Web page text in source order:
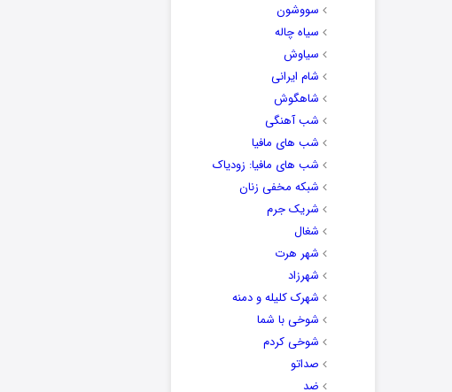
سووشون
سیاه چاله
سیاوش
شام ایرانی
شاهگوش
شب آهنگی
شب های مافیا
شب های مافیا: زودیاک
شبکه مخفی زنان
شریک جرم
شغال
شهر هرت
شهرزاد
شهرک کلیله و دمنه
شوخی با شما
شوخی کردم
صداتو
ضد